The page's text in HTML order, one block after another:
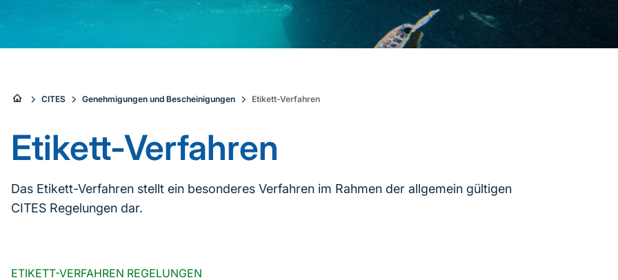
Sie
sind
hier:
CITES Genehmigungen und Bescheinigungen Etikett-Verfahren
Etikett-Verfahren
Das Etikett-Verfahren stellt ein besonderes Verfahren im Rahmen der allgemein gültigen
CITES Regelungen dar.
ETIKETT-VERFAHREN REGELUNGEN